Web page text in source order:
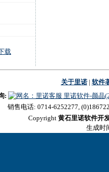
载
关于里诺| 软件
:
里诺软件-颜晶
销售电话: 0714-6252277,
Copyright 黄石里诺软件开
生成时